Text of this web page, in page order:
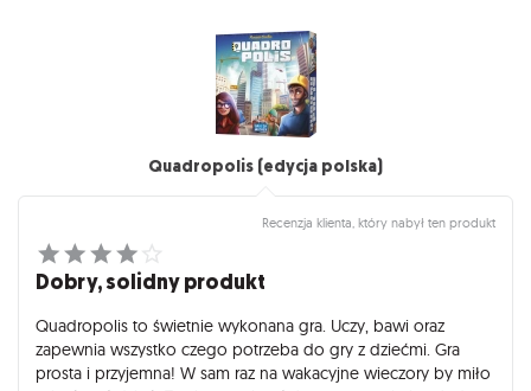
Quadropolis (edycja polska)
Recenzja klienta, który nabył ten produkt
Dobry, solidny produkt
Quadropolis to świetnie wykonana gra. Uczy, bawi oraz
zapewnia wszystko czego potrzeba do gry z dziećmi. Gra
prosta i przyjemna! W sam raz na wakacyjne wieczory by miło